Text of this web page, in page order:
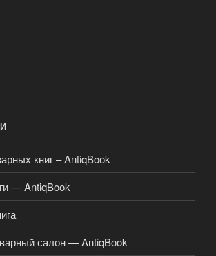
книг – AntiqBook
— AntiqBook
салон — AntiqBook